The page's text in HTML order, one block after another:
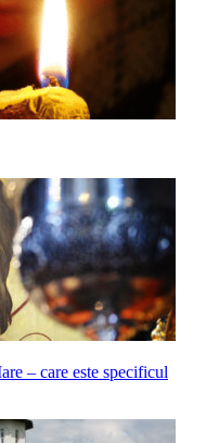
– care este specificul